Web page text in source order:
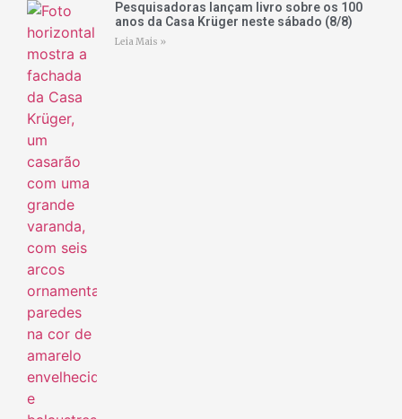
Pesquisadoras lançam livro sobre os 100
anos da Casa Krüger neste sábado (8/8)
Leia Mais »